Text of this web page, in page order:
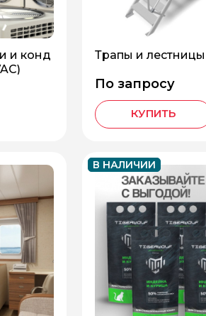
и конд
Трапы и
По запросу
КУПИТЬ
В НАЛИЧИИ